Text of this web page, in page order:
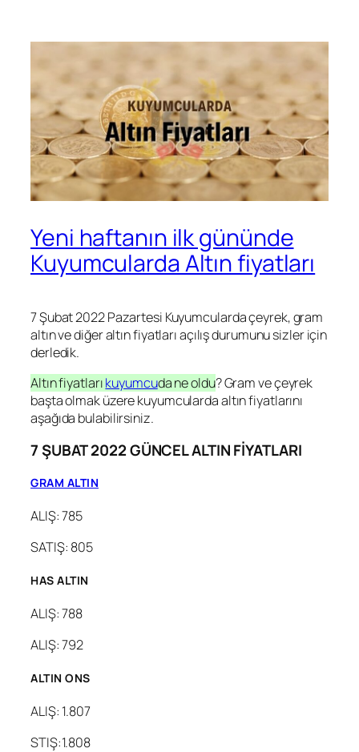
Yeni haftanın ilk gününde
Kuyumcularda Altın fiyatları
7 Şubat 2022 Pazartesi Kuyumcularda çeyrek, gram
altın ve diğer altın fiyatları açılış durumunu sizler için
derledik.
Altın fiyatlarıkuyumcuda ne oldu? Gram ve çeyrek
başta olmak üzere kuyumcularda altın fiyatlarını
aşağıda bulabilirsiniz.
7 ŞUBAT 2022 GÜNCEL ALTIN FİYATLARI
GRAM ALTIN
ALIŞ: 785
SATIŞ: 805
HAS ALTIN
ALIŞ: 788
ALIŞ: 792
ALTIN ONS
ALIŞ: 1.807
STIŞ:1.808